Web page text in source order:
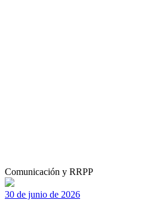
Comunicación y RRPP
30 de junio de 2026